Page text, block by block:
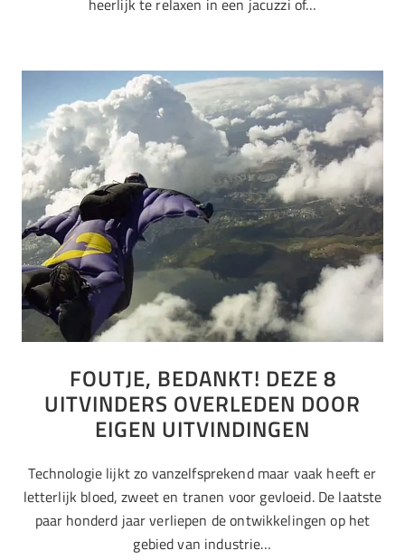
heerlijk te relaxen in een jacuzzi of…
FOUTJE, BEDANKT! DEZE 8
UITVINDERS OVERLEDEN DOOR
EIGEN UITVINDINGEN
Technologie lijkt zo vanzelfsprekend maar vaak heeft er
letterlijk bloed, zweet en tranen voor gevloeid. De laatste
paar honderd jaar verliepen de ontwikkelingen op het
gebied van industrie…